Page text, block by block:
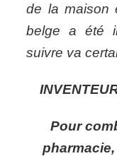
de la maison
belge a été
suivre va
Pour
pharmacie,